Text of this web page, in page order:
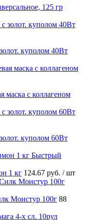
125 гр
куполом 40Вт
маска с коллагеном
куполом 60Вт
Быстрый
1 кг 124.67 руб. / шт
Моистур 100г 88